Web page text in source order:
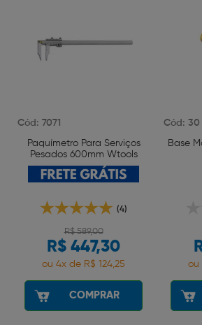
Cód: 7071
Paquímetro Para Serviços
Pesados 600mm Wtools
(4)
R$ 589,00
R$ 447,30
ou 4x de R$ 124,25
COMPRAR
Cód: 30
Base
ou